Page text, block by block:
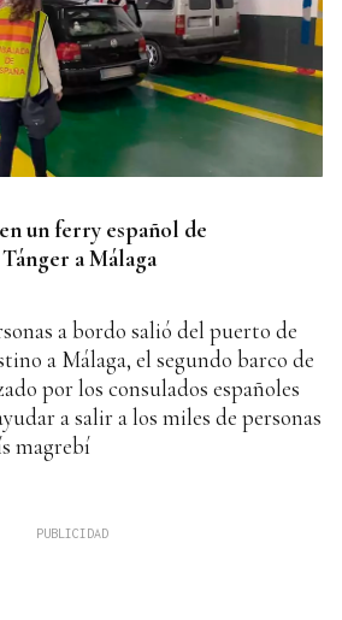
un ferry español de
a Málaga
a bordo salió del puerto de
a Málaga, el segundo barco de
por los consulados españoles
a salir a los miles de personas
magrebí